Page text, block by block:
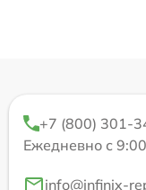
+7 (800) 301-
Ежедневно с
info@infinix-